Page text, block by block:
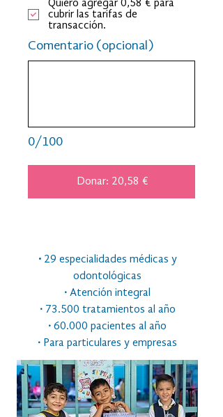
0/100
Comentario (opcional)
Donar: 20,58 €
Quiero agregar 0,58 € para
cubrir las tarifas de
transacción.
· 29 especialidades médicas y
odontológicas
· Atención integral
· 73.500 tratamientos al año
· 60.000 pacientes al año
· Para particulares y empresas